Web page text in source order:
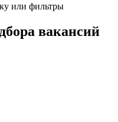
или фильтры
вакансий